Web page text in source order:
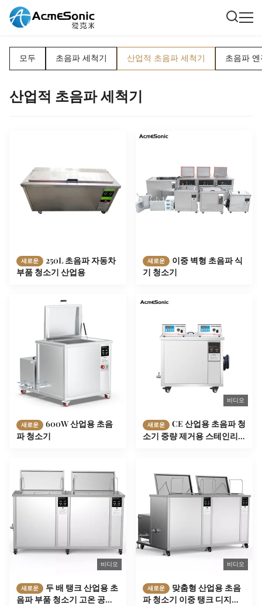
모두 초음파 세척기 산업적 초음파 세척기 초음파
산업적 초음파 세척기
새로운
250L 초음파 자동차
부품 청소기 산업용
새로운
이중 벽형 초음파 식
기 청소기
새로운
600W 산업용 초음
파 청소기
비디오
새로운
CE 산업용 초음파 청
소기 중량 제거용 스테인리
비디오
새로운
두 배 탱크 산업용 초
음파 부품 청소기 고온 공기
비디오
새로운
맞춤형 산업용 초음
파 청소기 이중 탱크 디지털